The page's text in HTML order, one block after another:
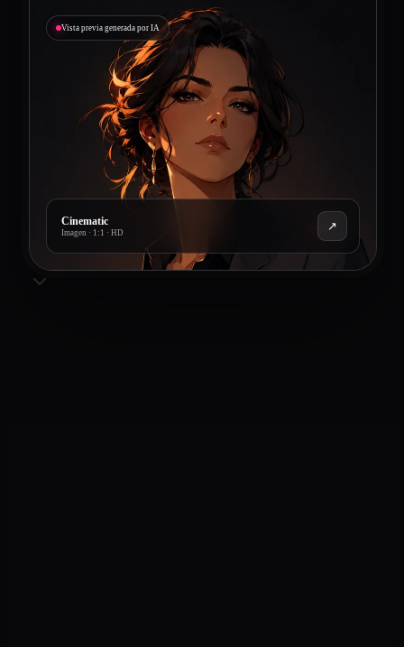
Vista previa generada por IA
Cinematic
Imagen · 1:1 · HD ↗